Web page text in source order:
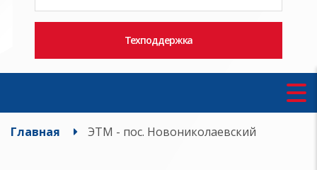
Техподдержка
Главная ЭТМ - пос. Новониколаевский